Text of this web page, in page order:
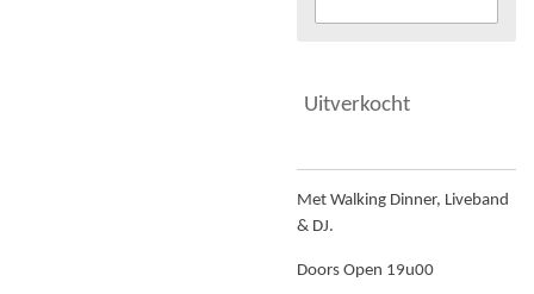
Uitverkocht
Met Walking Dinner, Liveband
& DJ.
Doors Open 19u00